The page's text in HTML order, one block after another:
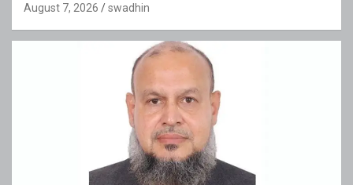
August 7, 2026 swadhin